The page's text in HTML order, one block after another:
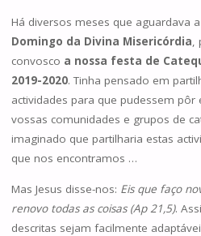
Há diversos meses que aguardava
Domingo da Divina Misericórdia,
convosco a nossa festa de
2019-2020. Tinha pensado em
actividades para que pudessem
vossas comunidades e grupos de
imaginado que partilharia estas
que nos encontramos …
Mas Jesus disse-nos: Eis que faço
renovo todas as coisas (Ap 21,5).
descritas sejam facilmente